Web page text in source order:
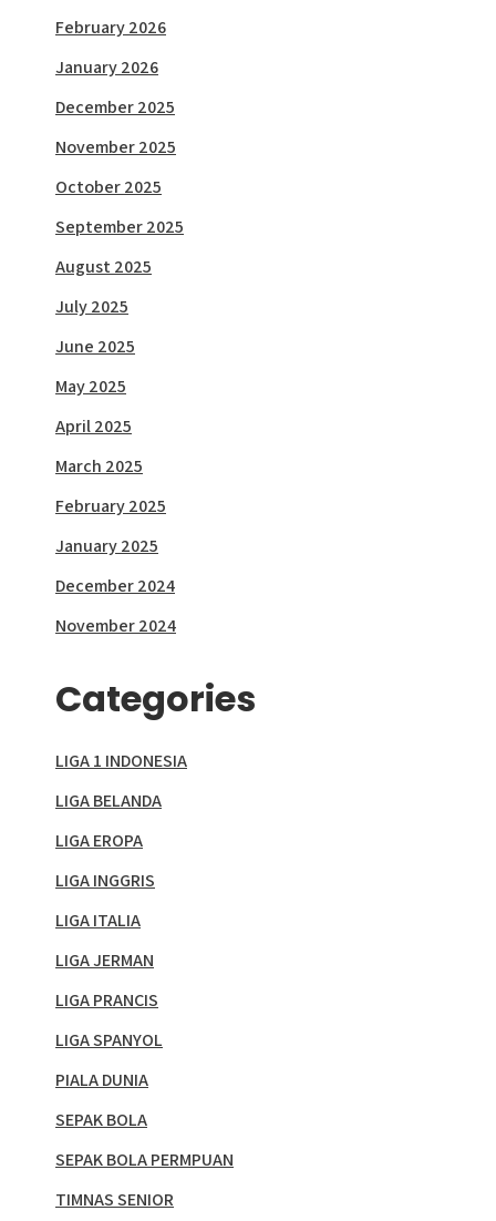
February 2026
January 2026
December 2025
November 2025
October 2025
September 2025
August 2025
July 2025
June 2025
May 2025
April 2025
March 2025
February 2025
January 2025
December 2024
November 2024
Categories
LIGA 1 INDONESIA
LIGA BELANDA
LIGA EROPA
LIGA INGGRIS
LIGA ITALIA
LIGA JERMAN
LIGA PRANCIS
LIGA SPANYOL
PIALA DUNIA
SEPAK BOLA
SEPAK BOLA PERMPUAN
TIMNAS SENIOR